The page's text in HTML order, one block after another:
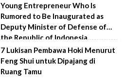
Young Entrepreneur Who Is
Rumored to Be Inaugurated as
Deputy Minister of Defense of
the Republic of Indonesia
7 Lukisan Pembawa Hoki Menurut
Feng Shui untuk Dipajang di
Ruang Tamu